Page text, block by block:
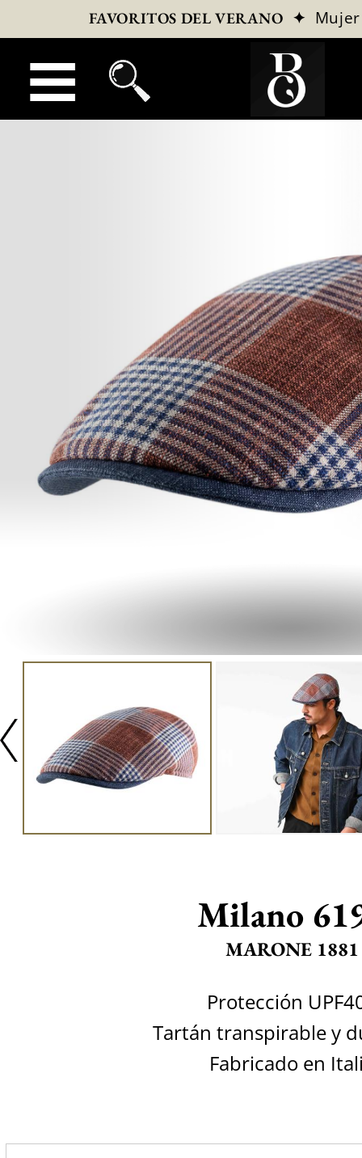
FAVORITOS DEL VERANO ✦ Mujer
Milano
MARONE 1881
Protección
Tartán transpirable y
Fabricado en